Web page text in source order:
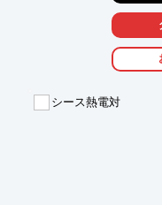
続したサーモパイルを
熱流計測が可能になりま
熱流センサーを使用す
来の方法に比べて、よ
実験棟を始め、住宅、ビ
量の計測、装置や設備な
シース熱電対